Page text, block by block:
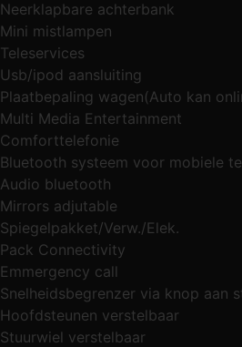
Neerklapbare achterbank
Mini mistlampen
Teleservices
Usb/ipod aansluiting
Plaatbepaling wagen(Auto kan
Multi Media Entertainment
Comforttelefonie
Bluetooth systeem voor mobiele
Audio bluetooth
Mirrors adjutable
Spiegelpakket/Verw./Elek.
Pack Connectivity
Emmergency call
Snelheidsbegrenzer via knop aan
Hoofdsteunen verstelbaar
Stuurwiel verstelbaar